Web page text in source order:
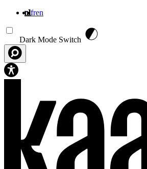
nlfren
Dark Mode Switch